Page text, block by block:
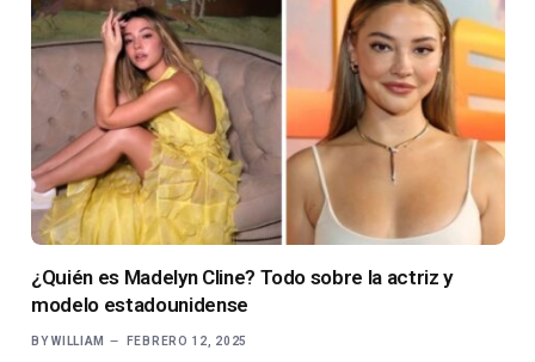
¿Quién es Madelyn Cline? Todo sobre la actriz y
modelo estadounidense
BY WILLIAM FEBRERO 12, 2025